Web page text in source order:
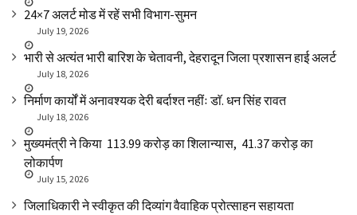
24×7 अलर्ट मोड में रहें सभी विभाग-सुमन
July 19, 2026
भारी से अत्यंत भारी बारिश के चेतावनी, देहरादून जिला प्रशासन हाई अलर्ट
July 18, 2026
निर्माण कार्यों में अनावश्यक देरी बर्दाश्त नहींः डाॅ. धन सिंह रावत
July 18, 2026
मुख्यमंत्री ने किया ₹ 113.99 करोड़ का शिलान्यास, ₹ 41.37 करोड़ का
लोकार्पण
July 15, 2026
जिलाधिकारी ने स्वीकृत की दिव्यांग वैवाहिक प्रोत्साहन सहायता